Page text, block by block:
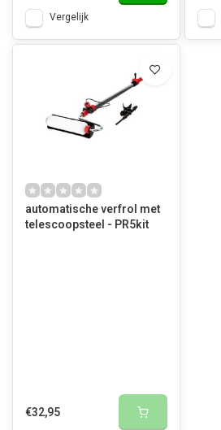
Vergelijk
automatische verfrol met
telescoopsteel - PR5kit
€32,95